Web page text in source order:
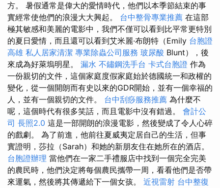
方。 暑假通常是偉大的愛情時代，他們以本季節結束的事
實經常使他們的浪漫大大興起。 台中整骨專業推薦 在這部
極其敏感和美麗的電影中，我們不僅可以看到比平常更特別
的夏日愛情，而且還可以看到艾米麗·布朗特（Emily 台胞證
高雄 私人居家清潔 專業除蟲公司服務 玻尿酸 Blunt），後
來成為好萊塢明星。 漏水 不鏽鋼洗手台 卡式台胞證 作為
一份親切的文件，這個家庭度假家庭始於德國統一和政權的
變化，從一個開朗而有史以來的GDR開始，並有一個幸福的
人，並有一個親切的文件。 台中刮痧服務推薦 為什麼不
呢，這個時代有很多笑話，而且電影中沒有錯過。 會計公
司 長照2.0 這是一部開朗的浪漫電影，然後變成了令人心碎
的戲劇。 為了前進，他前往夏威夷定居自己的生活，但事
實證明，莎拉（Sarah）和她的新朋友住在她所在的酒店。
台胞證辦理 當他們在一家二手禮服店中找到一個完全完美
的農民時，他們決定將每個農民攜帶一周，看看他們是否帶
來運氣，然後將其傳遞給下一個女孩。 近視雷射 台中整復